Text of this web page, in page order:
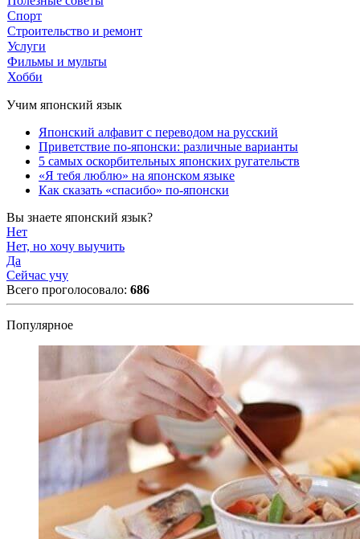
Спорт
Строительство и ремонт
Услуги
Фильмы и мульты
Хобби
Учим японский язык
Японский алфавит с переводом на русский
Приветствие по-японски: различные варианты
5 самых оскорбительных японских ругательств
«Я тебя люблю» на японском языке
Как сказать «спасибо» по-японски
Вы знаете японский язык?
Нет
Нет, но хочу выучить
Да
Сейчас учу
Всего проголосовало: 686
Популярное